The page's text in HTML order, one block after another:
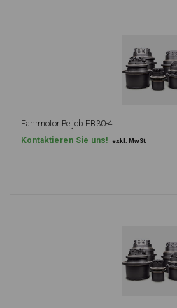
Fahrmotor Peljob EB30-4
Kontaktieren Sie uns! exkl. MwSt